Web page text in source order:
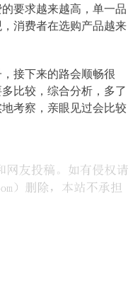
要求越来越高，单一品
消费者在选购产品越来
接下来的路会顺畅很
比较，综合分析，多了
考察，亲眼见过会比较